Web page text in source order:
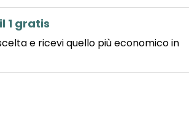
1 gratis
e ricevi quello più economico in